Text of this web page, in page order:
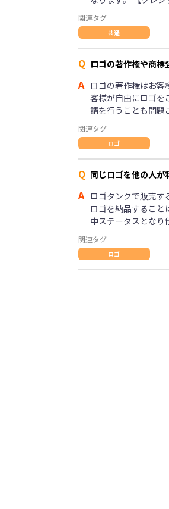
関連タグ
共通
Q ロゴの著作権や商標
A ロゴの著作権はお客
客様が自由にロゴを
請を行うことも問
関連タグ
ロゴ
Q 同じロゴを他の人が
A ロゴタンクで販売す
ロゴを納品すること
中ステータスとな
関連タグ
ロゴ